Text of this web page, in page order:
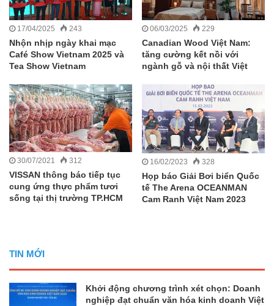
17/04/2025 243
Nhộn nhịp ngày khai mạc
Café Show Vietnam 2025 và
Tea Show Vietnam
06/03/2025 229
Canadian Wood Việt Nam:
tăng cường kết nồi với
ngành gỗ và nội thất Việt
30/07/2021 312
VISSAN thông báo tiếp tục
cung ứng thực phẩm tươi
sống tại thị trường TP.HCM
16/02/2023 328
Họp báo Giải Bơi biển Quốc
tế The Arena OCEANMAN
Cam Ranh Việt Nam 2023
TIN MỚI
Khởi động chương trình xét chọn: Doanh
nghiệp đạt chuẩn văn hóa kinh doanh Việt